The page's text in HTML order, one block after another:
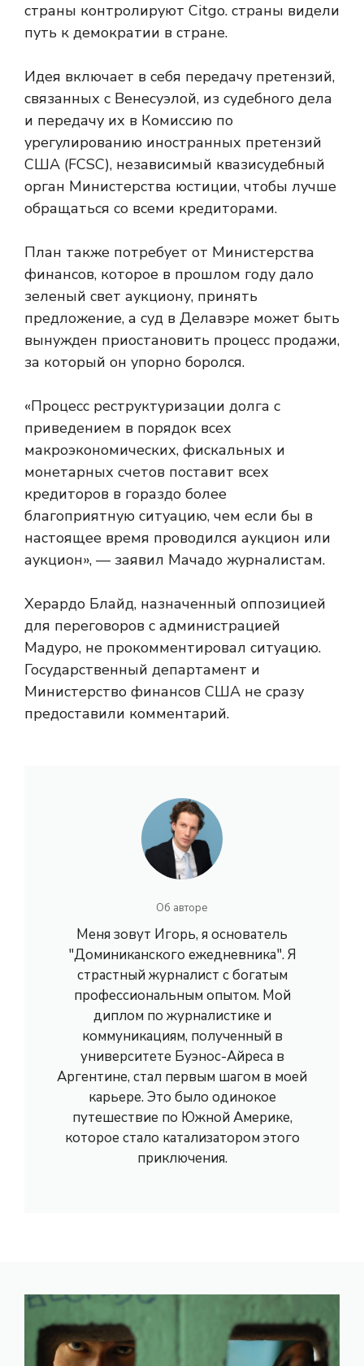
страны контролируют Citgo. страны видели
путь к демократии в стране.
Идея включает в себя передачу претензий,
связанных с Венесуэлой, из судебного дела
и передачу их в Комиссию по
урегулированию иностранных претензий
США (FCSC), независимый квазисудебный
орган Министерства юстиции, чтобы лучше
обращаться со всеми кредиторами.
План также потребует от Министерства
финансов, которое в прошлом году дало
зеленый свет аукциону, принять
предложение, а суд в Делавэре может быть
вынужден приостановить процесс продажи,
за который он упорно боролся.
«Процесс реструктуризации долга с
приведением в порядок всех
макроэкономических, фискальных и
монетарных счетов поставит всех
кредиторов в гораздо более
благоприятную ситуацию, чем если бы в
настоящее время проводился аукцион или
аукцион», — заявил Мачадо журналистам.
Херардо Блайд, назначенный оппозицией
для переговоров с администрацией
Мадуро, не прокомментировал ситуацию.
Государственный департамент и
Министерство финансов США не сразу
предоставили комментарий.
Об авторе
Меня зовут Игорь, я основатель
"Доминиканского ежедневника". Я
страстный журналист с богатым
профессиональным опытом. Мой
диплом по журналистике и
коммуникациям, полученный в
университете Буэнос-Айреса в
Аргентине, стал первым шагом в моей
карьере. Это было одинокое
путешествие по Южной Америке,
которое стало катализатором этого
приключения.